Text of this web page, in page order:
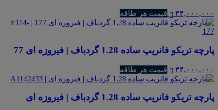
۳۴,۰۰۰,۰۰۰ قیمت هر طاقه
پارچه تریکو فانریپ ساده 1.28 گردباف | فیروزه ای 77
۳۴,۰۰۰,۰۰۰ قیمت هر طاقه
پارچه تریکو فانریپ ساده 1.28 گردباف | فیروزه ای